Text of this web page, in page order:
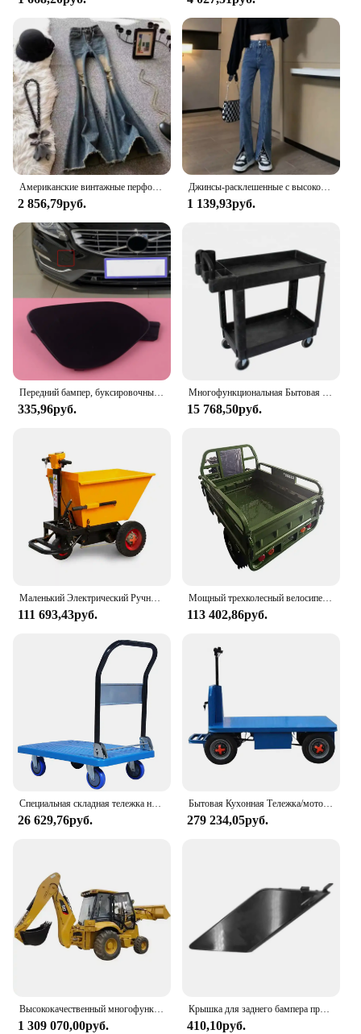
Американские винтажные перфорированные расклешенные джинсы, женские осенние новые пряные облегающие брюки с высокой талией для девушек «рыбий хвост»
2 856,79руб.
Джинсы-расклешенные с высокой талией, 150 см, весенний сезон, миниатюрные брюки, 145 см, утягивающие брюки-клеш Xs, универсальный боковой разрез
1 139,93руб.
Передний бампер, буксировочный крюк, накладка на глаза, крышка для Volvo XC60 2014-2017 31323767 39821562
335,96руб.
Многофункциональная Бытовая тележка для хранения пластиковых инструментов
15 768,50руб.
Маленький Электрический Ручной инструмент Xuyang, тележка, пепельный инженерный самосвал, тележка для грузовых и горных работ, Электрический самосвал, трицикл для транспортировки
111 693,43руб.
Мощный трехколесный велосипед для перевозки грузов
113 402,86руб.
Специальная складная тележка на платформе для грузовиков, тяжелая ручная тележка для транспортировки
26 629,76руб.
Бытовая Кухонная Тележка/моторизованная ручная тележка/садовая тележка для инструментов
279 234,05руб.
Высококачественный многофункциональный б/у 4-колесный экскаватор-погрузчик
1 309 070,00руб.
Крышка для заднего бампера прицепа Volvo XC60 2018 2019, сменная крышка с крюком для буксировки 39849034
410,10руб.